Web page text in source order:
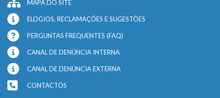
MAPA DO SITE
ELOGIOS, RECLAMAÇÕES E SUGESTÕES
PERGUNTAS FREQUENTES (FAQ)
CANAL DE DENÚNCIA INTERNA
CANAL DE DENÚNCIA EXTERNA
CONTACTOS